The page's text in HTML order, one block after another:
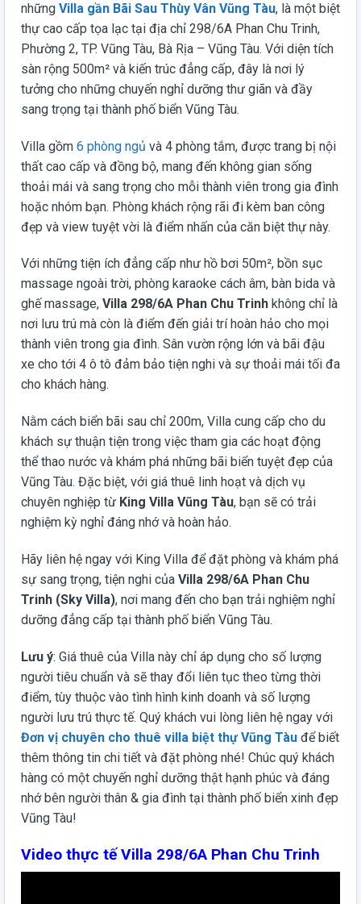
những Villa gần Bãi Sau Thùy Vân Vũng Tàu, là một biệt
thự cao cấp tọa lạc tại địa chỉ 298/6A Phan Chu Trinh,
Phường 2, TP. Vũng Tàu, Bà Rịa – Vũng Tàu. Với diện tích
sàn rộng 500m² và kiến trúc đẳng cấp, đây là nơi lý
tưởng cho những chuyến nghỉ dưỡng thư giãn và đầy
sang trọng tại thành phố biển Vũng Tàu.
Villa gồm 6 phòng ngủ và 4 phòng tắm, được trang bị nội
thất cao cấp và đồng bộ, mang đến không gian sống
thoải mái và sang trọng cho mỗi thành viên trong gia đình
hoặc nhóm bạn. Phòng khách rộng rãi đi kèm ban công
đẹp và view tuyệt vời là điểm nhấn của căn biệt thự này.
Với những tiện ích đẳng cấp như hồ bơi 50m², bồn sục
massage ngoài trời, phòng karaoke cách âm, bàn bida và
ghế massage, Villa 298/6A Phan Chu Trinh không chỉ là
nơi lưu trú mà còn là điểm đến giải trí hoàn hảo cho mọi
thành viên trong gia đình. Sân vườn rộng lớn và bãi đậu
xe cho tới 4 ô tô đảm bảo tiện nghi và sự thoải mái tối đa
cho khách hàng.
Nằm cách biển bãi sau chỉ 200m, Villa cung cấp cho du
khách sự thuận tiện trong việc tham gia các hoạt động
thể thao nước và khám phá những bãi biển tuyệt đẹp của
Vũng Tàu. Đặc biệt, với giá thuê linh hoạt và dịch vụ
chuyên nghiệp từ King Villa Vũng Tàu, bạn sẽ có trải
nghiệm kỳ nghỉ đáng nhớ và hoàn hảo.
Hãy liên hệ ngay với King Villa để đặt phòng và khám phá
sự sang trọng, tiện nghi của Villa 298/6A Phan Chu
Trinh (Sky Villa), nơi mang đến cho bạn trải nghiệm nghỉ
dưỡng đẳng cấp tại thành phố biển Vũng Tàu.
Lưu ý: Giá thuê của Villa này chỉ áp dụng cho số lượng
người tiêu chuẩn và sẽ thay đổi liên tục theo từng thời
điểm, tùy thuộc vào tình hình kinh doanh và số lượng
người lưu trú thực tế. Quý khách vui lòng liên hệ ngay với
Đơn vị chuyên cho thuê villa biệt thự Vũng Tàu để biết
thêm thông tin chi tiết và đặt phòng nhé! Chúc quý khách
hàng có một chuyến nghỉ dưỡng thật hạnh phúc và đáng
nhớ bên người thân & gia đình tại thành phố biển xinh đẹp
Vũng Tàu!
Video thực tế Villa 298/6A Phan Chu Trinh